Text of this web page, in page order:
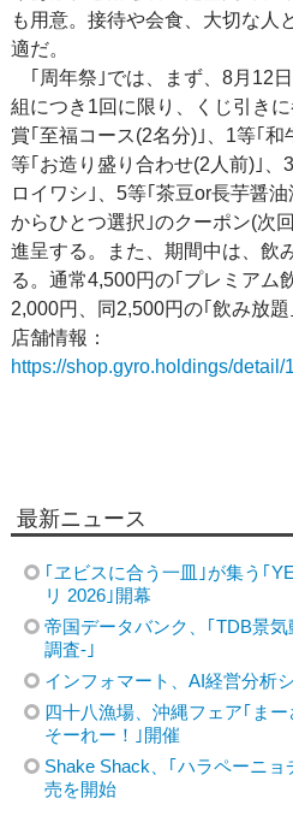
も用意。接待や会食、大切な人
適だ。
｢周年祭｣では、まず、8月12
組につき1回に限り、くじ引き
賞｢至福コース(2名分)｣、1等｢
等｢お造り盛り合わせ(2人前)｣、
ロイワシ｣、5等｢茶豆or長芋醤
からひとつ選択｣のクーポン(次
進呈する。また、期間中は、飲
る。通常4,500円の｢プレミアム
2,000円、同2,500円の｢飲み放題
店舗情報：
https://shop.gyro.holdings/
最新ニュース
｢ヱビスに合う一皿｣が集う｢
リ 2026｣開幕
帝国データバンク、｢TDB景
調査-｣
インフォマート、AI経営分析
四十八漁場、沖縄フェア｢ま
そーれー！｣開催
Shake Shack、｢ハラペーニ
売を開始